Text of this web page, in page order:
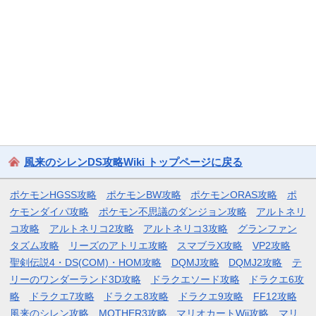
風来のシレンDS攻略Wiki トップページに戻る
ポケモンHGSS攻略 ポケモンBW攻略 ポケモンORAS攻略
ポ
ケモンダイパ攻略
ポケモン不思議のダンジョン攻略
アルトネリ
コ攻略
アルトネリコ2攻略 アルトネリコ3攻略
グランファン
タズム攻略
リーズのアトリエ攻略 スマブラX攻略
VP2攻略
聖剣伝説4・DS(COM)・HOM攻略
DQMJ攻略 DQMJ2攻略
テ
リーのワンダーランド3D攻略
ドラクエソード攻略
ドラクエ6攻
略
ドラクエ7攻略 ドラクエ8攻略 ドラクエ9攻略
FF12攻略
風来のシレン攻略
MOTHER3攻略 マリオカートWii攻略 マリ